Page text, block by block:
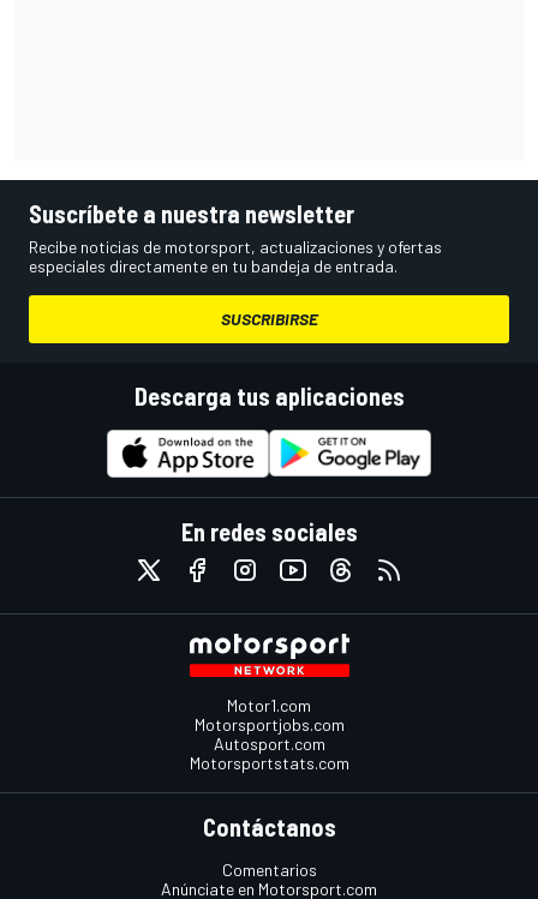
Suscríbete a nuestra newsletter
Recibe noticias de motorsport, actualizaciones y ofertas
especiales directamente en tu bandeja de entrada.
SUSCRIBIRSE
Descarga tus aplicaciones
En redes sociales
Motor1.com
Motorsportjobs.com
Autosport.com
Motorsportstats.com
Contáctanos
Comentarios
Anúnciate en Motorsport.com